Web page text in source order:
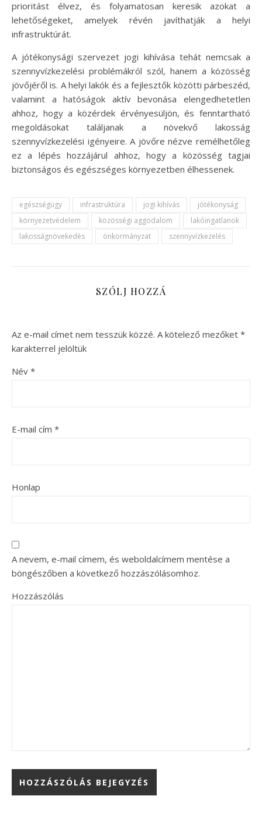
prioritást élvez, és folyamatosan keresik azokat a
lehetőségeket, amelyek révén javíthatják a helyi
infrastruktúrát.
A jótékonysági szervezet jogi kihívása tehát nemcsak a
szennyvízkezelési problémákról szól, hanem a közösség
jövőjéről is. A helyi lakók és a fejlesztők közötti párbeszéd,
valamint a hatóságok aktív bevonása elengedhetetlen
ahhoz, hogy a közérdek érvényesüljön, és fenntartható
megoldásokat találjanak a növekvő lakosság
szennyvízkezelési igényeire. A jövőre nézve remélhetőleg
ez a lépés hozzájárul ahhoz, hogy a közösség tagjai
biztonságos és egészséges környezetben élhessenek.
egészségügy infrastruktúra jogi kihívás
jótékonyság
környezetvédelem
közösségi aggodalom
lakóingatlanok
lakosságnövekedés
önkormányzat szennyvízkezelés
SZÓLJ HOZZÁ
Az e-mail címet nem tesszük közzé. A kötelező mezőket *
karakterrel jelöltük
Név *
E-mail cím *
Honlap
A nevem, e-mail címem, és weboldalcímem mentése a
böngészőben a következő hozzászólásomhoz.
Hozzászólás